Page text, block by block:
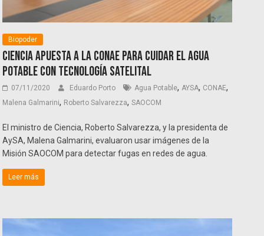
Biopoder
Ciencia apuesta a la CONAE para cuidar el agua
potable con tecnología satelital
07/11/2020 Eduardo Porto Agua Potable, AYSA, CONAE,
Malena Galmarini, Roberto Salvarezza,SAOCOM
El ministro de Ciencia, Roberto Salvarezza, y la presidenta de
AySA, Malena Galmarini, evaluaron usar imágenes de la
Misión SAOCOM para detectar fugas en redes de agua.
Leer más